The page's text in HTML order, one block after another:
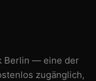
Berlin — eine der
zugänglich,